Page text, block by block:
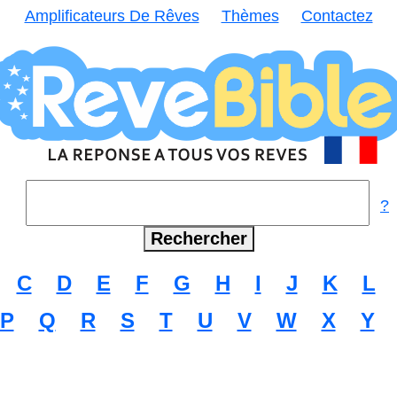
Amplificateurs De Rêves Thèmes Contactez
?
C D E F G H I J K L
P Q R S T U V W X Y